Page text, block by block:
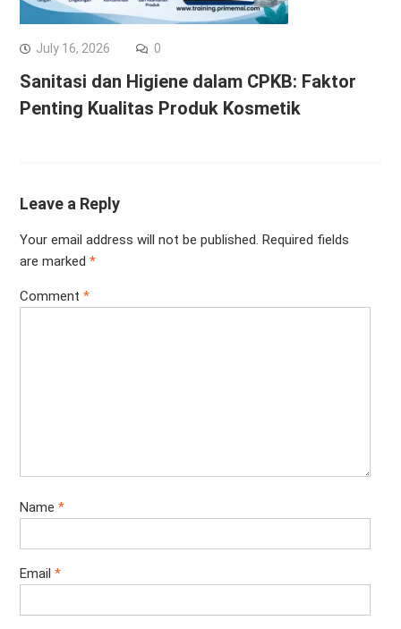
July 16, 2026 0
Sanitasi dan Higiene dalam CPKB: Faktor
Penting Kualitas Produk Kosmetik
Leave a Reply
Your email address will not be published. Required fields
are marked *
Comment *
Name *
Email *